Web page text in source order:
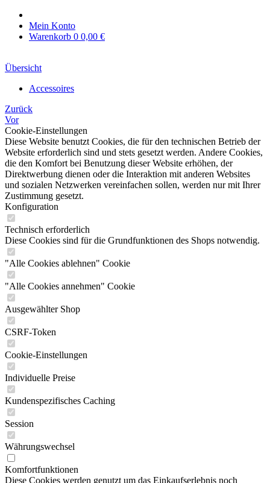
Mein Konto
Warenkorb 0 0,00 €
Übersicht
Accessoires
Zurück
Vor
Cookie-Einstellungen
Diese Website benutzt Cookies, die für den technischen Betrieb der
Website erforderlich sind und stets gesetzt werden. Andere Cookies,
die den Komfort bei Benutzung dieser Website erhöhen, der
Direktwerbung dienen oder die Interaktion mit anderen Websites
und sozialen Netzwerken vereinfachen sollen, werden nur mit Ihrer
Zustimmung gesetzt.
Konfiguration
Technisch erforderlich
Diese Cookies sind für die Grundfunktionen des Shops notwendig.
"Alle Cookies ablehnen" Cookie
"Alle Cookies annehmen" Cookie
Ausgewählter Shop
CSRF-Token
Cookie-Einstellungen
Individuelle Preise
Kundenspezifisches Caching
Session
Währungswechsel
Komfortfunktionen
Diese Cookies werden genutzt um das Einkaufserlebnis noch